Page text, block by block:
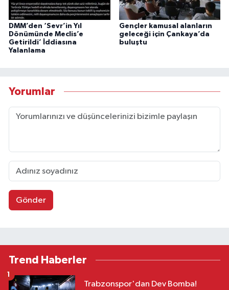
DMM’den ‘Sevr’in Yıl
Dönümünde Meclis’e
Getirildi’ İddiasına
Yalanlama
Gençler kamusal alanların
geleceği için Çankaya’da
buluştu
Yorumlar
Gönder
Trend Haberler
Trabzonspor'dan Dev Bomba!
1